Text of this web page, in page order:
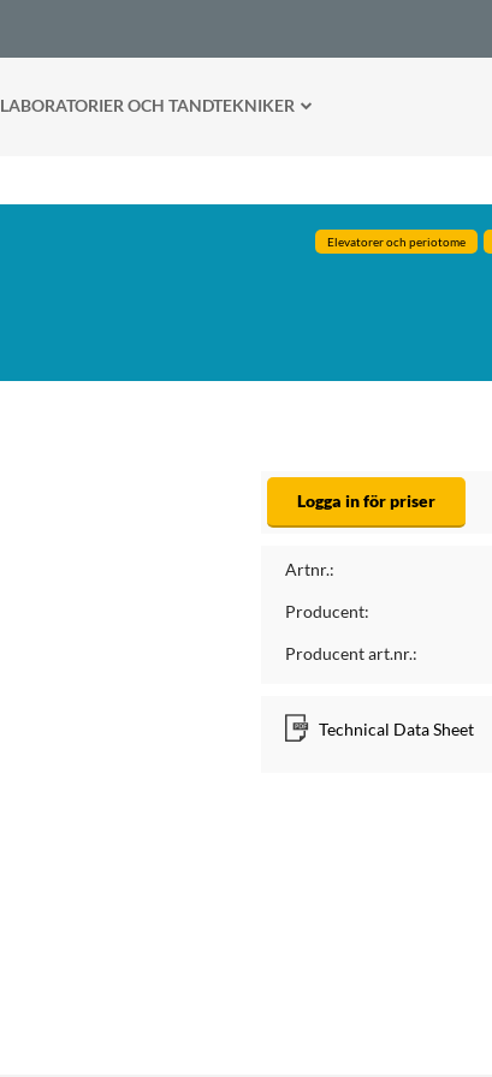
LABORATORIER OCH TANDTEKNIKER
Elevatorer och periotome
Logga in för priser
Artnr.:
Producent:
Producent art.nr.:
Technical Data Sheet